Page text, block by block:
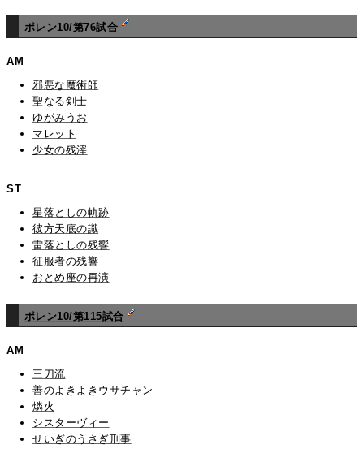
ポレン10/第76試合
AM
邪悪な魔術師
聖なる剣士
ゆがみうお
マレット
少女の残滓
ST
星落としの軌跡
彼方天底の識
雷落としの残響
征服者の残響
おとめ座の再演
ポレン10/第115試合
AM
三刀流
善のよきよきウサチャン
燐火
シスターヴィー
せいぎのうさぎ刑事